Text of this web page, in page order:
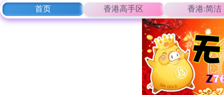
首页 香港高手区 香港:简洁